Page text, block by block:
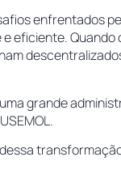
enfrentados
eficiente. Quando
grande